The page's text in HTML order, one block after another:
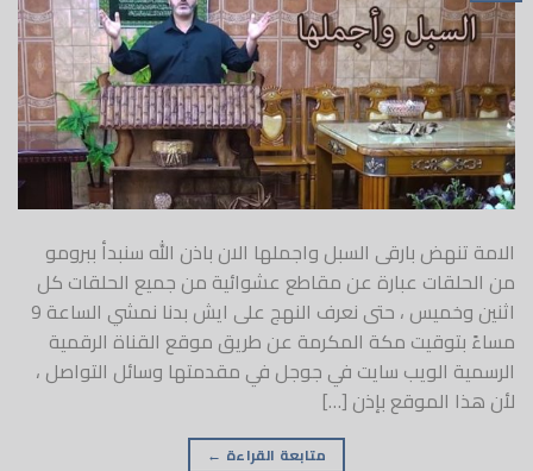
الامة تنهض بارقى السبل واجملها الان باذن الله سنبدأ ببرومو
من الحلقات عبارة عن مقاطع عشوائية من جميع الحلقات كل
اثنين وخميس ، حتى نعرف النهج على ايش بدنا نمشي الساعة 9
مساءً بتوقيت مكة المكرمة عن طريق موقع القناة الرقمية
الرسمية الويب سايت في جوجل في مقدمتها وسائل التواصل ،
لأن هذا الموقع بإذن […]
متابعة القراءة ←